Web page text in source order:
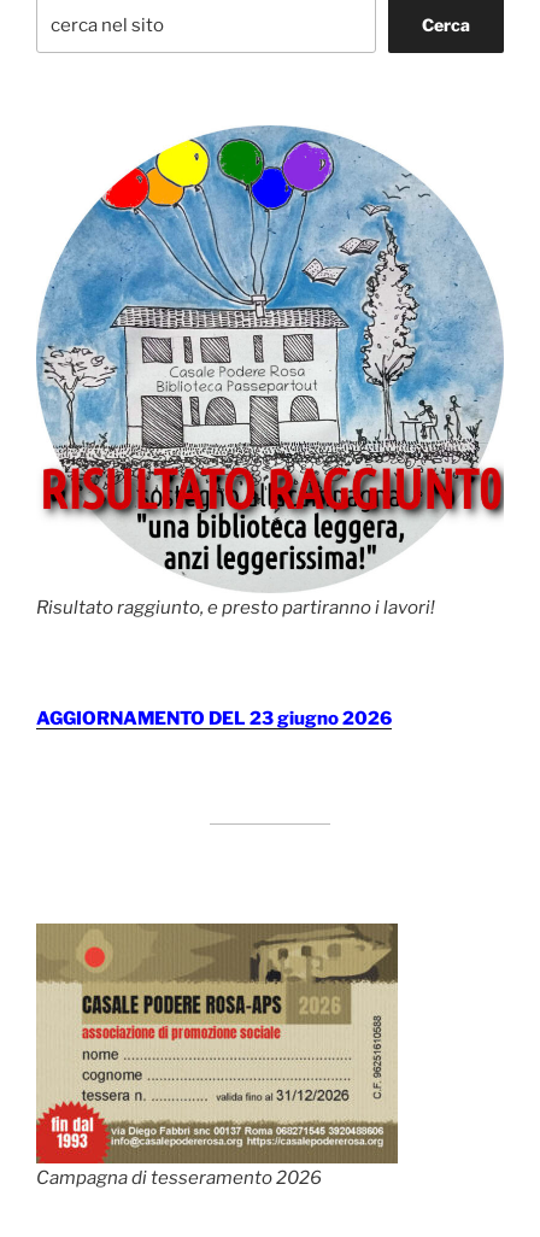
Cerca
Risultato raggiunto, e presto partiranno i lavori!
AGGIORNAMENTO DEL 23 giugno 2026
Campagna di tesseramento 2026